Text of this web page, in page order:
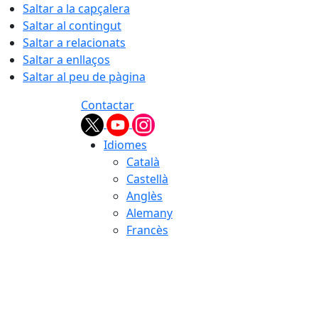
Saltar a la capçalera
Saltar al contingut
Saltar a relacionats
Saltar a enllaços
Saltar al peu de pàgina
Contactar
Idiomes
Català
Castellà
Anglès
Alemany
Francès